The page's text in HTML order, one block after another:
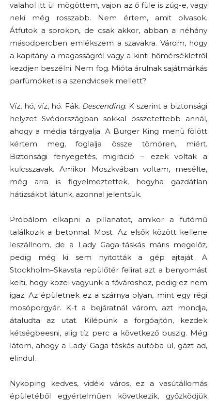
valahol itt ül mögöttem, vajon az ő füle is zúg-e, vagy
neki még rosszabb. Nem értem, amit olvasok.
Átfutok a sorokon, de csak akkor, abban a néhány
másodpercben emlékszem a szavakra. Várom, hogy
a kapitány a magasságról vagy a kinti hőmérsékletről
kezdjen beszélni. Nem fog. Mióta árulnak sajátmárkás
parfümöket is a szendvicsek mellett?
Víz, hó, víz, hó. Fák. Descending. K szerint a biztonsági
helyzet Svédországban sokkal összetettebb annál,
ahogy a média tárgyalja. A Burger King menü fölött
kértem meg, foglalja össze tömören, miért.
Biztonsági fenyegetés, migráció – ezek voltak a
kulcsszavak. Amikor Moszkvában voltam, mesélte,
még arra is figyelmeztettek, hogyha gazdátlan
hátizsákot látunk, azonnal jelentsük.
Próbálom elkapni a pillanatot, amikor a futómű
találkozik a betonnal. Most. Az elsők között kellene
leszállnom, de a Lady Gaga-táskás máris megelőz,
pedig még ki sem nyitották a gép ajtaját. A
Stockholm–Skavsta repülőtér felirat azt a benyomást
kelti, hogy közel vagyunk a fővároshoz, pedig ez nem
igaz. Az épületnek ez a szárnya olyan, mint egy régi
mosóporgyár. K-t a bejáratnál várom, azt mondja,
átaludta az utat. Kilépünk a forgóajtón, kezdek
kétségbeesni, alig tíz perc a következő buszig. Még
látom, ahogy a Lady Gaga-táskás autóba ül, gázt ad,
elindul.
Nyköping kedves, vidéki város, ez a vasútállomás
épületéből egyértelműen következik, győzködjük